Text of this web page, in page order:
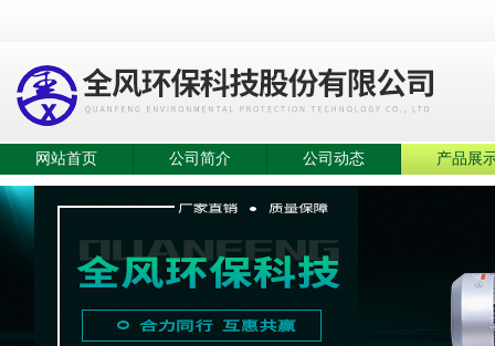
网站首页 公司简介 公司动态 产品展